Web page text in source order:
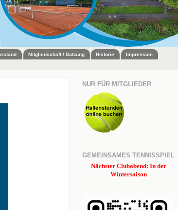
Mitgliedschaft / Satzung Historie
Impressum
NUR FÜR MITGLIEDER
GEMEINSAMES TENNISSPIEL
Nächster Clubabend: In der
Wintersaison